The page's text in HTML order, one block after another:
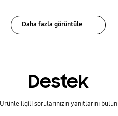
Daha fazla görüntüle
Destek
Ürünle ilgili sorularınızın yanıtlarını bulun